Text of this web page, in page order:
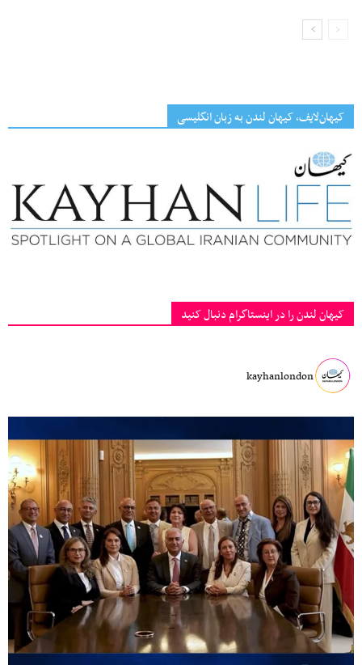
کیهان‌لایف، کیهان لندن به زبان انگلیسی
کیهان لندن را در اینستاگرام دنبال کنید
kayhanlondon